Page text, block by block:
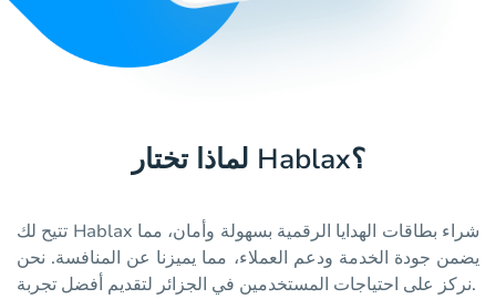
لماذا تختار Hablax؟
تتيح لك Hablax شراء بطاقات الهدايا الرقمية بسهولة وأمان، مما
يضمن جودة الخدمة ودعم العملاء، مما يميزنا عن المنافسة. نحن
نركز على احتياجات المستخدمين في الجزائر لتقديم أفضل تجربة.